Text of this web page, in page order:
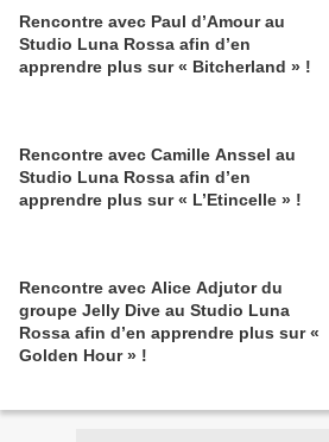
Rencontre avec Paul d’Amour au
Studio Luna Rossa afin d’en
apprendre plus sur « Bitcherland » !
Rencontre avec Camille Anssel au
Studio Luna Rossa afin d’en
apprendre plus sur « L’Etincelle » !
Rencontre avec Alice Adjutor du
groupe Jelly Dive au Studio Luna
Rossa afin d’en apprendre plus sur «
Golden Hour » !